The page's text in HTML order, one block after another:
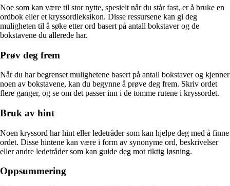
Noe som kan være til stor nytte, spesielt når du står fast, er å bruke en
ordbok eller et kryssordleksikon. Disse ressursene kan gi deg
muligheten til å søke etter ord basert på antall bokstaver og de
bokstavene du allerede har.
Prøv deg frem
Når du har begrenset mulighetene basert på antall bokstaver og kjenner
noen av bokstavene, kan du begynne å prøve deg frem. Skriv ordet
flere ganger, og se om det passer inn i de tomme rutene i kryssordet.
Bruk av hint
Noen kryssord har hint eller ledetråder som kan hjelpe deg med å finne
ordet. Disse hintene kan være i form av synonyme ord, beskrivelser
eller andre ledetråder som kan guide deg mot riktig løsning.
Oppsummering